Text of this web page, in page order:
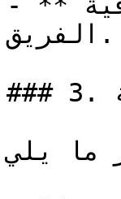
الفريق.
### 3. الوثائق المالية
ما يلي: